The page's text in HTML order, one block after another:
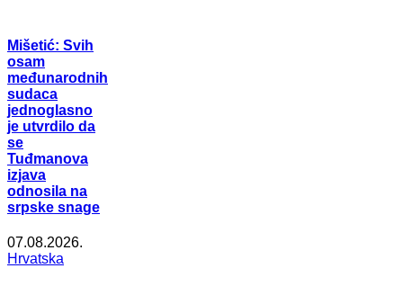
Mišetić: Svih
osam
međunarodnih
sudaca
jednoglasno
je utvrdilo da
se
Tuđmanova
izjava
odnosila na
srpske snage
07.08.2026.
Hrvatska